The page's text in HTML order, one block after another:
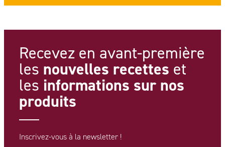
Recevez en avant-première
les nouvelles recettes et
les informations sur nos
produits
Inscrivez-vous à la newsletter !